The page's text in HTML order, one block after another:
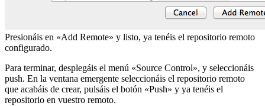
Presionáis en «Add Remote» y listo, ya tenéis el repositorio remoto
configurado.
Para terminar, desplegáis el menú «Source Control», y seleccionáis
push. En la ventana emergente seleccionáis el repositorio remoto
que acabáis de crear, pulsáis el botón «Push» y ya tenéis el
repositorio en vuestro remoto.